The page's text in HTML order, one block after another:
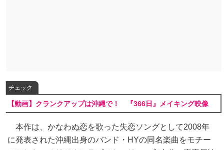
チェック
【動画】クランクアップは沖縄で！ 『366日』メイキング映像
本作は、かなわぬ恋を歌った失恋ソングとして2008年
に発表された沖縄出身のバンド・HYの同名楽曲をモチー